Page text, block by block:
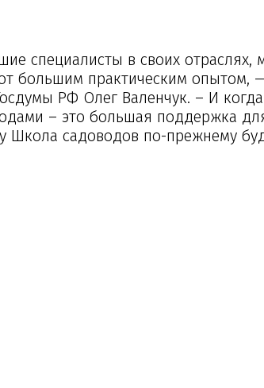
специалисты в своих отраслях,
большим практическим опытом,
РФ Олег Валенчук. – И
– это большая поддержка
Школа садоводов по-прежнему